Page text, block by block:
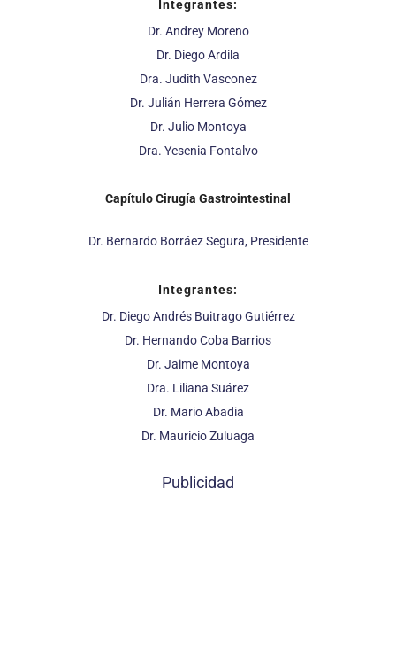
Integrantes:
Dr. Andrey Moreno
Dr. Diego Ardila
Dra. Judith Vasconez
Dr. Julián Herrera Gómez
Dr. Julio Montoya
Dra. Yesenia Fontalvo
Capítulo Cirugía Gastrointestinal
Dr. Bernardo Borráez Segura, Presidente
Integrantes:
Dr. Diego Andrés Buitrago Gutiérrez
Dr. Hernando Coba Barrios
Dr. Jaime Montoya
Dra. Liliana Suárez
Dr. Mario Abadia
Dr. Mauricio Zuluaga
Publicidad